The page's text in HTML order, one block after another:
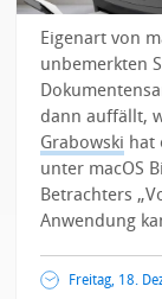
Eigenart von
unbemerkten
dann auffällt,
Grabowski hat
unter macOS
Betrachters
Anwendung
Freitag, 18.